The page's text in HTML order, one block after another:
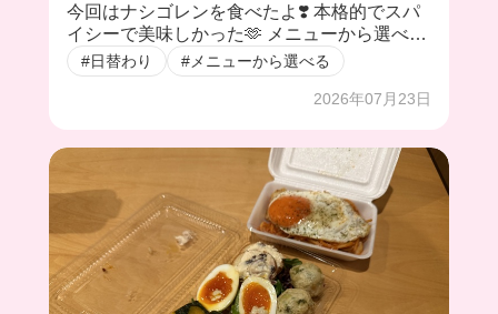
今回はナシゴレンを食べたよ❣️ 本格的でスパ
イシーで美味しかった🫶 メニューから選べち
ゃうから季節メニューもあって、選びたい放
題✨ 通し勤務の日は3食まで食べられるか
#日替わり #メニューから選べる
2026年07月23日